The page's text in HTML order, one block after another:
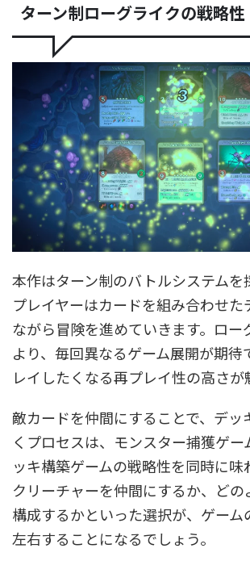
ターン制ローグライクの戦略性
本作はターン制のバトルシステムを
プレイヤーはカードを組み合わせた
ながら冒険を進めていきます。ロー
より、毎回異なるゲーム展開が期待
レイしたくなる再プレイ性の高さが
敵カードを仲間にすることで、デッ
くプロセスは、モンスター捕獲ゲ
ッキ構築ゲームの戦略性を同時に味
クリーチャーを仲間にするか、どの
構成するかといった選択が、ゲーム
左右することになるでしょう。